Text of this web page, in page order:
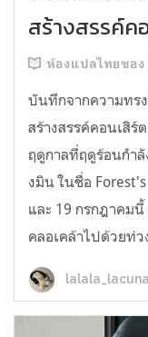
สร้างสรรค์ค
ห้องแปลไทยของ
บันทึกจากความทร
สร้างสรรค์คอนเสิร์
ฤดูกาลที่ฤดูร้อนกำลั
งมิน ในชื่อ
และ 19 กรกฎาคม
คลอเคล้าไปด้วยท่
lalala_lacuna